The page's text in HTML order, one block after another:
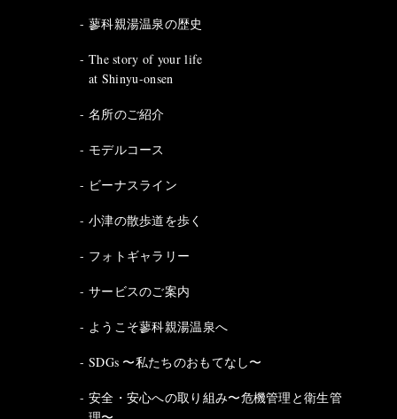
蓼科親湯温泉の歴史
The story of your life
at Shinyu-onsen
名所のご紹介
モデルコース
ビーナスライン
小津の散歩道を歩く
フォトギャラリー
サービスのご案内
ようこそ蓼科親湯温泉へ
SDGs 〜私たちのおもてなし〜
安全・安心への取り組み〜危機管理と衛生管